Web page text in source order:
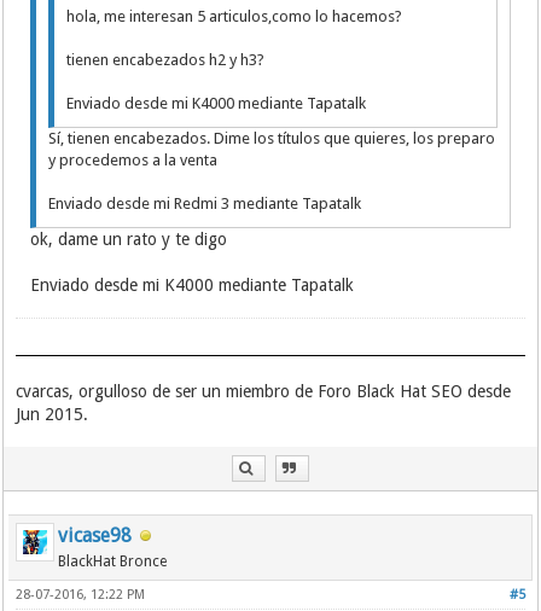
hola, me interesan 5 articulos,como lo hacemos?
tienen encabezados h2 y h3?
Enviado desde mi K4000 mediante Tapatalk
Sí, tienen encabezados. Dime los títulos que quieres, los preparo
y procedemos a la venta
Enviado desde mi Redmi 3 mediante Tapatalk
ok, dame un rato y te digo
Enviado desde mi K4000 mediante Tapatalk
cvarcas, orgulloso de ser un miembro de Foro Black Hat SEO desde
Jun 2015.
vicase98
BlackHat Bronce
#5
28-07-2016, 12:22 PM